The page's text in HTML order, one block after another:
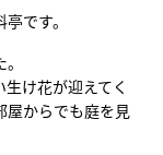
です。
け花が迎えてく
屋からでも庭を見